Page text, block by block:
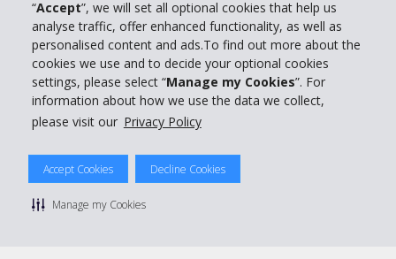
“Accept”, we will set all optional cookies that help us
analyse traffic, offer enhanced functionality, as well as
personalised content and ads.To find out more about the
cookies we use and to decide your optional cookies
settings, please select “Manage my Cookies”. For
information about how we use the data we collect,
please visit our Privacy Policy
Accept Cookies Decline Cookies
Manage my Cookies
Customer Service
Prenota con Hertz
© 2026 The Hertz System, Inc.
Privacy Policy | Condizioni di Utilizzo |
Manage cookie preferences